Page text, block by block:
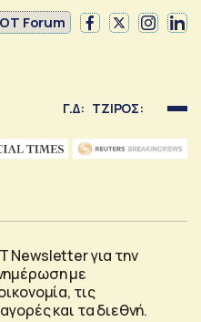
OT Forum
Γ.Δ: ΤΖΙΡΟΣ:
Newsletter για την
με
τις
και τα διεθνή.